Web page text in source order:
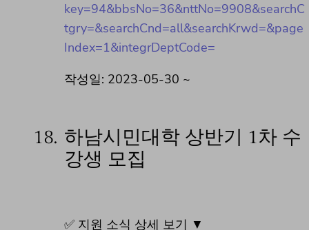
key=94&bbsNo=36&nttNo=9908&searchC
tgry=&searchCnd=all&searchKrwd=&page
Index=1&integrDeptCode=
작성일: 2023-05-30 ~
18. 하남시민대학 상반기 1차 수
강생 모집
✅ 지원 소식 상세 보기 ▼